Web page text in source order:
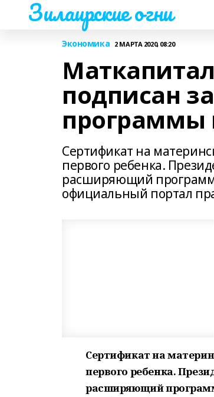
Зилаирские огни
Экономика 2 МАРТА 2020, 08:20
подписан
программы
Сертификат на
первого ребенка.
расширяющий
официальный портал
Сертификат на
первого ребенка.
расширяющий